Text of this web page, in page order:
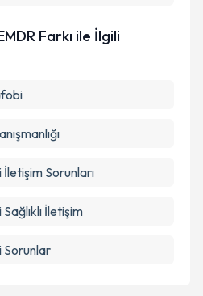
Farkı ile İlgili
Sorunları
İletişim
Sorunlar